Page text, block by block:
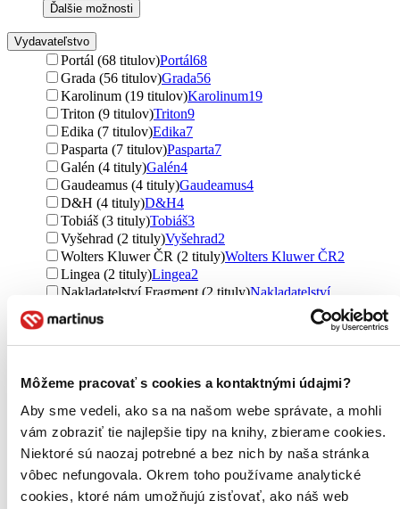
Môžeme pracovať s cookies a kontaktnými údajmi?
Aby sme vedeli, ako sa na našom webe správate, a mohli
vám zobraziť tie najlepšie tipy na knihy, zbierame cookies.
Niektoré sú naozaj potrebné a bez nich by naša stránka
vôbec nefungovala. Okrem toho používame analytické
cookies, ktoré nám umožňujú zisťovať, ako náš web
Ďalšie možnosti
Vydavateľstvo
Portál (68 titulov)Portál68
Grada (56 titulov)Grada56
Karolinum (19 titulov)Karolinum19
Triton (9 titulov)Triton9
Edika (7 titulov)Edika7
Pasparta (7 titulov)Pasparta7
Galén (4 tituly)Galén4
Gaudeamus (4 tituly)Gaudeamus4
D&H (4 tituly)D&H4
Tobiáš (3 tituly)Tobiáš3
Vyšehrad (2 tituly)Vyšehrad2
Wolters Kluwer ČR (2 tituly)Wolters Kluwer ČR2
Lingea (2 tituly)Lingea2
Nakladatelství Fragment (2 tituly)Nakladatelství
Dybbuk (2 tituly)
Univerzita Palackého v Olomouci (2 tituly)Univerzita
Kořeny (2 tituly)Kořeny2
Baltazar (2 tituly)
H&H (2 tituly)H&H2
Eko-konzult (1 titul)Eko-konzult1
Wolters Kluwer (1 titul)Wolters Kluwer 1
Nakladatelství Lidové noviny (1 titul)
Nakladatelství
Lidové noviny1
Malvern (1 titul)Malvern1